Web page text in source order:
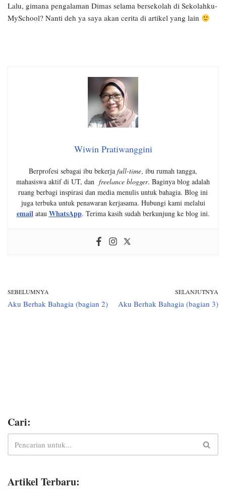
Lalu, gimana pengalaman Dimas selama bersekolah di Sekolahku-
MySchool? Nanti deh ya saya akan cerita di artikel yang lain
Wiwin Pratiwanggini
Berprofesi sebagai ibu bekerja full-time, ibu rumah tangga,
mahasiswa aktif di UT, dan freelance blogger. Baginya blog adalah
ruang berbagi inspirasi dan media menulis untuk bahagia. Blog ini
juga terbuka untuk penawaran kerjasama. Hubungi kami melalui
emailatau WhatsApp. Terima kasih sudah berkunjung ke blog ini.
SEBELUMNYA
Aku Berhak Bahagia (bagian 2)
SELANJUTNYA
Aku Berhak Bahagia (bagian 3)
Cari:
Artikel Terbaru: